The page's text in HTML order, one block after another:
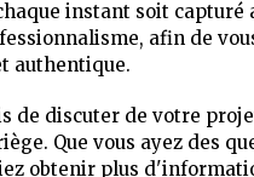
instant soit capturé
afin de
authentique.
de discuter de votre
Que vous ayez des
obtenir plus